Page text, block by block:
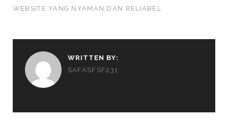
WEBSITE YANG NYAMAN DAN RELIABEL
WRITTEN BY:
SAFASFSF231